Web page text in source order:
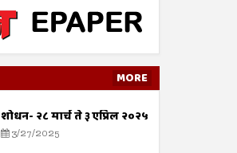
MORE
शोधन- २८ मार्च ते ३ एप्रिल २०२५
3/27/2025